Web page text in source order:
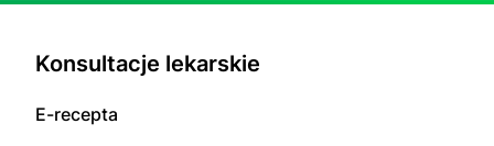
Konsultacje lekarskie
E-recepta